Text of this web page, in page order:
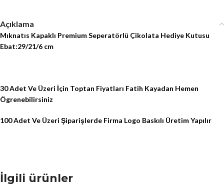
Açıklama
Mıknatıs Kapaklı Premium Seperatörlü Çikolata Hediye Kutusu
Ebat:29/21/6 cm
30 Adet Ve Üzeri İçin Toptan Fiyatları Fatih Kayadan Hemen
Ögrenebilirsiniz
100 Adet Ve Üzeri Şiparişlerde Firma Logo Baskılı Üretim Yapılır
İlgili ürünler